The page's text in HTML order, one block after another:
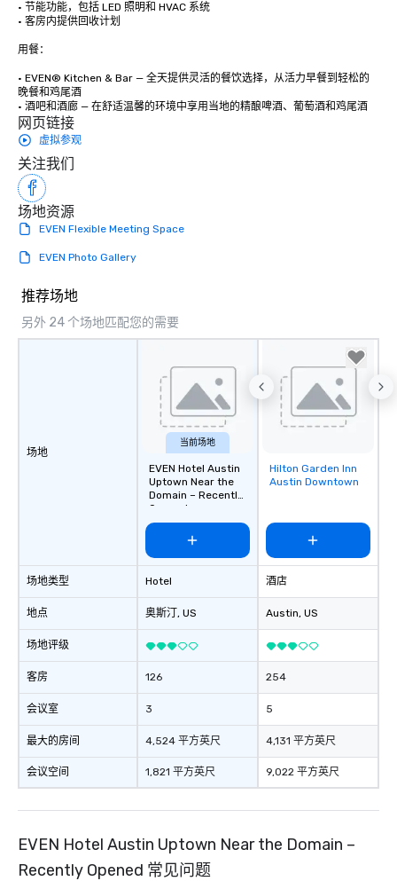
• 节能功能，包括 LED 照明和 HVAC 系统
• 客房内提供回收计划
用餐：
• EVEN® Kitchen & Bar — 全天提供灵活的餐饮选择，从活力早餐到轻松的
晚餐和鸡尾酒
• 酒吧和酒廊 — 在舒适温馨的环境中享用当地的精酿啤酒、葡萄酒和鸡尾酒
网页链接
虚拟参观
关注我们
场地资源
EVEN Flexible Meeting Space
EVEN Photo Gallery
推荐场地
另外 24 个场地匹配您的需要
场地
场地类型
地点
场地评级
客房
会议室
最大的房间
会议空间
当前场地
EVEN Hotel Austin
Uptown Near the
Domain – Recently
Opened
Hotel
奥斯汀 , US
126
3
4,524 平方英尺
1,821 平方英尺
Removed from
favorites
Hilton Garden Inn
Austin Downtown
酒店
Austin, US
254
5
4,131 平方英尺
9,022 平方英尺
EVEN Hotel Austin Uptown Near the Domain –
Recently Opened 常见问题